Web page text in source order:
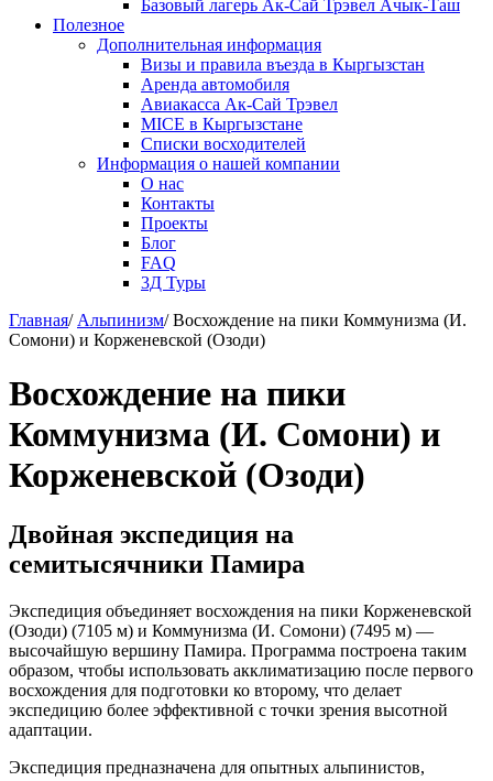
Базовый лагерь Ак-Сай Трэвел Ачык-Таш
Полезное
Дополнительная информация
Визы и правила въезда в Кыргызстан
Аренда автомобиля
Авиакасса Ак-Сай Трэвел
MICE в Кыргызстане
Списки восходителей
Информация о нашей компании
О нас
Контакты
Проекты
Блог
FAQ
3Д Туры
Главная/ Альпинизм/ Восхождение на пики Коммунизма (И.
Сомони) и Корженевской (Озоди)
Восхождение на пики
Коммунизма (И. Сомони) и
Корженевской (Озоди)
Двойная экспедиция на
семитысячники Памира
Экспедиция объединяет восхождения на пики Корженевской
(Озоди) (7105 м) и Коммунизма (И. Сомони) (7495 м) —
высочайшую вершину Памира. Программа построена таким
образом, чтобы использовать акклиматизацию после первого
восхождения для подготовки ко второму, что делает
экспедицию более эффективной с точки зрения высотной
адаптации.
Экспедиция предназначена для опытных альпинистов,